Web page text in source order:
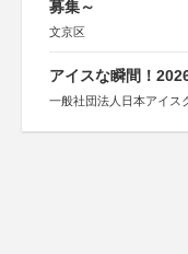
募集～
文京区
アイスな瞬間！
一般社団法人日本アイス